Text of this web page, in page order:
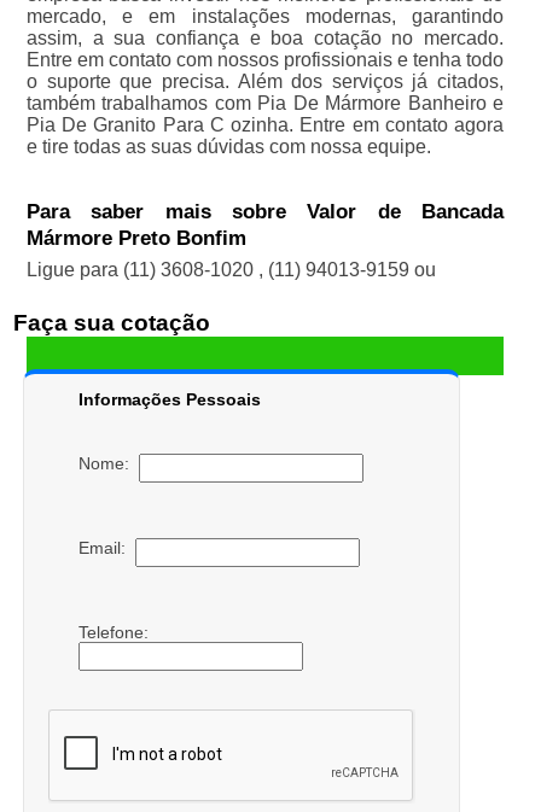
mercado, e em instalações modernas, garantindo
assim, a sua confiança e boa cotação no mercado.
Entre em contato com nossos profissionais e tenha todo
o suporte que precisa. Além dos serviços já citados,
também trabalhamos com Pia De Mármore Banheiro e
Pia De Granito Para C ozinha. Entre em contato agora
e tire todas as suas dúvidas com nossa equipe.
Para saber mais sobre Valor de Bancada
Mármore Preto Bonfim
Ligue para (11) 3608-1020 , (11) 94013-9159 ou
Faça sua cotação
Informações Pessoais
Nome:
Email:
Telefone: